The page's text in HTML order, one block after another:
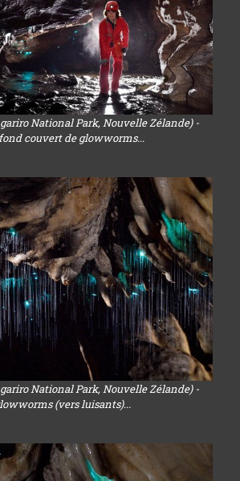
National Park, Nouvelle Zélande) -
couvert de glowworms...
National Park, Nouvelle Zélande) -
(vers luisants)...